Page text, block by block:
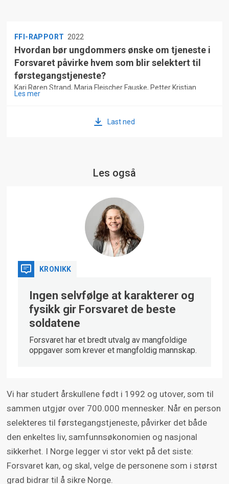
FFI-RAPPORT 2022
Hvordan bør ungdommers ønske om tjeneste i
Forsvaret påvirke hvem som blir selektert til
førstegangstjeneste?
Kari Røren Strand, Maria Fleischer Fauske, Petter Kristian
Køber
Les mer
Last ned
Les også
KRONIKK
Ingen selvfølge at karakterer og
fysikk gir Forsvaret de beste
soldatene
Forsvaret har et bredt utvalg av mangfoldige
oppgaver som krever et mangfoldig mannskap.
Vi har studert årskullene født i 1992 og utover, som til
sammen utgjør over 700.000 mennesker. Når en person
selekteres til førstegangstjeneste, påvirker det både
den enkeltes liv, samfunnsøkonomien og nasjonal
sikkerhet. I Norge legger vi stor vekt på det siste:
Forsvaret kan, og skal, velge de personene som i størst
grad bidrar til å sikre Norge.